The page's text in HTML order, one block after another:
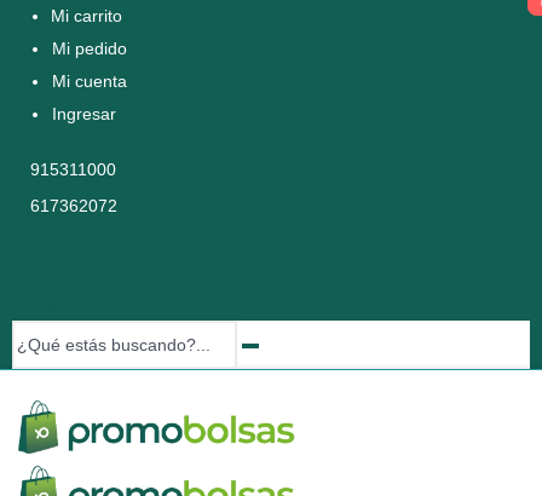
Mi carrito
Mi pedido
Mi cuenta
Ingresar
915311000
617362072